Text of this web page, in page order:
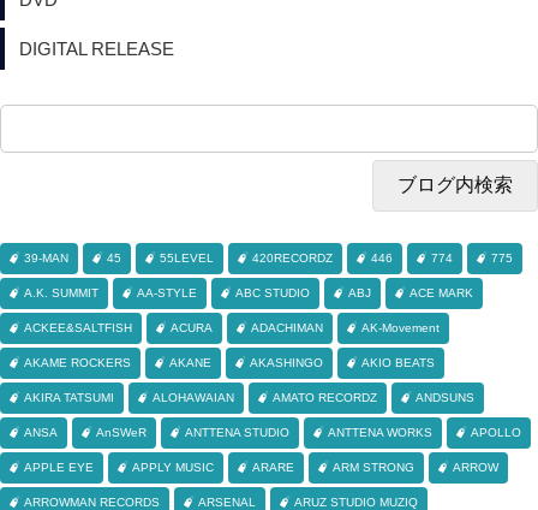
DIGITAL RELEASE
39-MAN 45 55LEVEL 420RECORDZ 446 774 775
A.K. SUMMIT AA-STYLE ABC STUDIO ABJ ACE MARK
ACKEE&SALTFISH ACURA ADACHIMAN AK-Movement
AKAME ROCKERS AKANE AKASHINGO AKIO BEATS
AKIRA TATSUMI ALOHAWAIAN AMATO RECORDZ ANDSUNS
ANSA AnSWeR ANTTENA STUDIO ANTTENA WORKS APOLLO
APPLE EYE APPLY MUSIC ARARE ARM STRONG ARROW
ARROWMAN RECORDS ARSENAL ARUZ STUDIO MUZIQ